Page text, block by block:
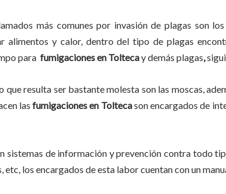
más comunes por invasión de plagas son
alimentos y calor, dentro del tipo de plagas
para fumigacionesen Toltecay demás plagas,
resulta ser bastante molesta son las moscas,
las fumigacionesen Toltecason encargados de
sistemas de información y prevención contra todo
etc, los encargados de esta laborcuentan con un